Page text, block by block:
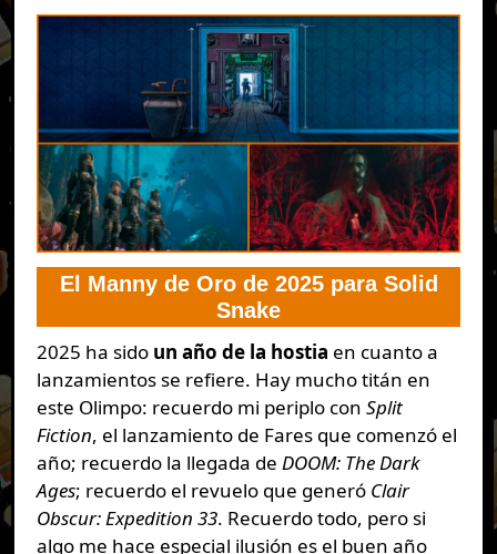
El Manny de Oro de 2025 para Solid
Snake
2025 ha sido un año de la hostia en cuanto a
lanzamientos se refiere. Hay mucho titán en
este Olimpo: recuerdo mi periplo con Split
Fiction, el lanzamiento de Fares que comenzó el
año; recuerdo la llegada de DOOM: The Dark
Ages; recuerdo el revuelo que generó Clair
Obscur: Expedition 33. Recuerdo todo, pero si
algo me hace especial ilusión es el buen año